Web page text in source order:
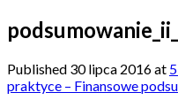
Published 30 lipca 2016at
praktyce – Finansowe